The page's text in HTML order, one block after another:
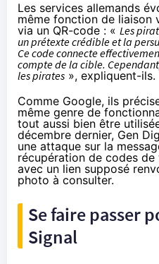
Les services allemands
même fonction de liaison
via un QR-code : « Les
un prétexte crédible et la
Ce code connecte
compte de la cible.
les pirates », expliquent-ils.
Comme Google, ils
même genre de
tout aussi bien être
décembre dernier, Gen
une attaque sur la
récupération de codes
avec un lien supposé
photo à consulter.
Se faire passer
Signal